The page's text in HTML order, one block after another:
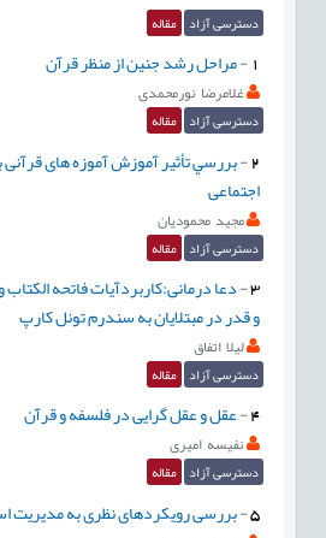
دسترسی آزاد مقاله
-مراحل رشد جنین از منظر قرآن
غلامرضا نورمحمدی
دسترسی آزاد مقاله
2
-بررسي تأثیر آموزش آموزه های قرآنی
اجتماعی
مجید محمودیان
دسترسی آزاد مقاله
3
-دعا درمانی:كاربردآيات فاتحه
و قدر در مبتلایان به سندرم تونل کارپ
ليلا اتفاق
دسترسی آزاد مقاله
4
-عقل و عقل گرایی در فلسفه و قرآن
نفیسه امیری
دسترسی آزاد مقاله
5
-بررسی رویکردهای نظری به مدیریت